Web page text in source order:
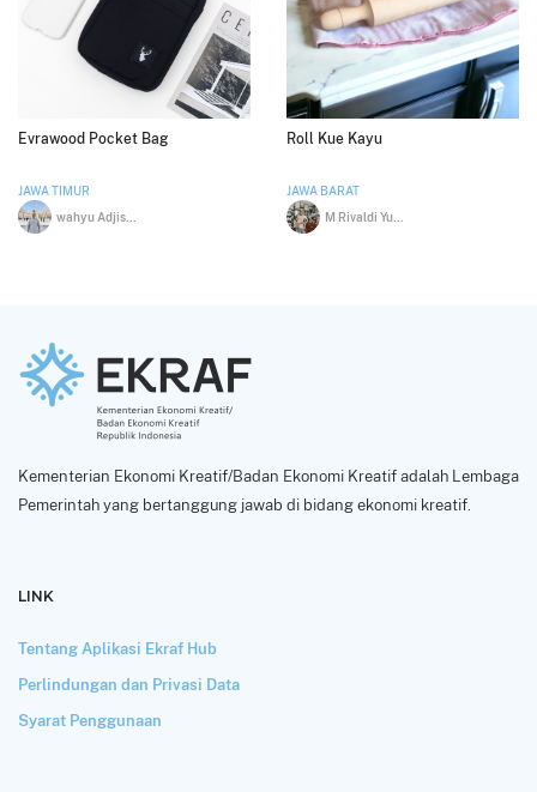
Evrawood Pocket Bag
JAWA TIMUR
Roll Kue Kayu
JAWA BARAT
Kementerian Ekonomi Kreatif/Badan Ekonomi Kreatif adalah Lembaga
Pemerintah yang bertanggung jawab di bidang ekonomi kreatif.
LINK
Tentang Aplikasi Ekraf Hub
Perlindungan dan Privasi Data
Syarat Penggunaan